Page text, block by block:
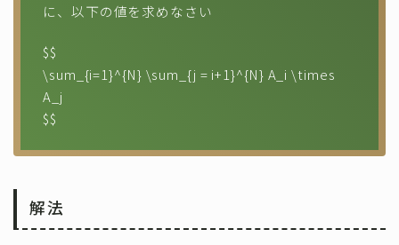
に、以下の値を求めなさい
$$
\sum_{i=1}^{N} \sum_{j = i+1}^{N} A_i \times
A_j
$$
解法